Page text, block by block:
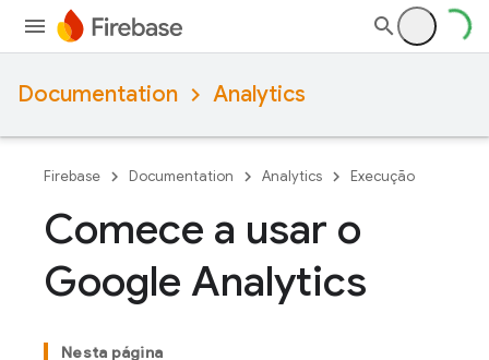
Documentation Analytics
Firebase Documentation Analytics Execução
Comece a usar o
Google Analytics
Nesta página